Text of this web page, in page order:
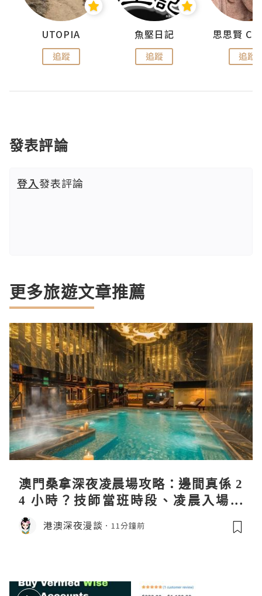
UTOPIA
追蹤
魚堅日記
追蹤 追蹤
發表評論
登入發表評論
更多旅遊文章推薦
澳門桑拿深夜凌晨場攻略：邊間真係 2
4 小時？技師當班時段、凌晨入場流
程、過夜安排一次過講清
港澳深夜漫談 11分鐘前